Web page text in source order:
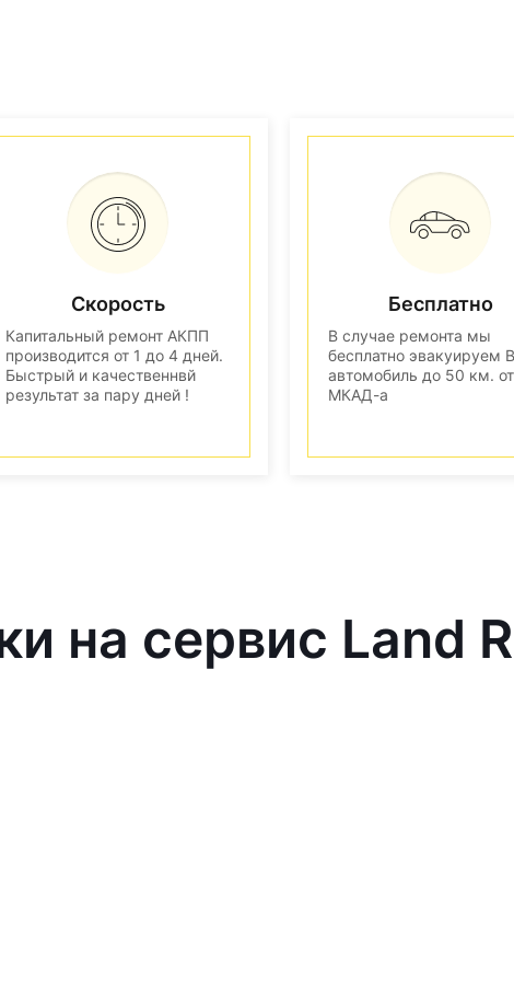
Скорость
Капитальный ремонт АКПП
производится от 1 до 4 дней.
Быстрый и качественнвй
результат за пару дней !
Бесплатно
В случае ремонта мы
бесплатно эвакуируем
автомобиль до 50 км. от
МКАД-а
на сервис Land